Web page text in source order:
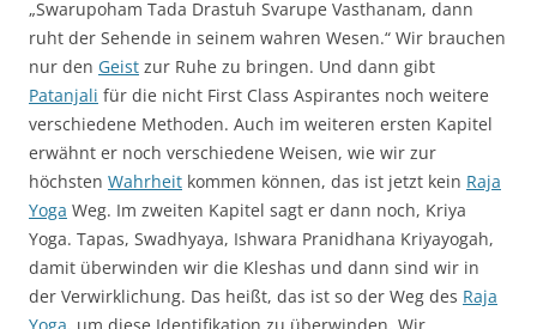
„Swarupoham Tada Drastuh Svarupe Vasthanam, dann
ruht der Sehende in seinem wahren Wesen.“ Wir brauchen
nur den Geist zur Ruhe zu bringen. Und dann gibt
Patanjali für die nicht First Class Aspirantes noch weitere
verschiedene Methoden. Auch im weiteren ersten Kapitel
erwähnt er noch verschiedene Weisen, wie wir zur
höchsten Wahrheit kommen können, das ist jetzt kein Raja
Yoga Weg. Im zweiten Kapitel sagt er dann noch, Kriya
Yoga. Tapas, Swadhyaya, Ishwara Pranidhana Kriyayogah,
damit überwinden wir die Kleshas und dann sind wir in
der Verwirklichung. Das heißt, das ist so der Weg des Raja